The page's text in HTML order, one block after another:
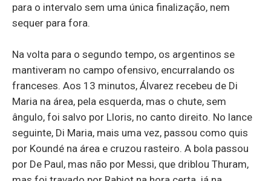
para o intervalo sem uma única finalização, nem
sequer para fora.
Na volta para o segundo tempo, os argentinos se
mantiveram no campo ofensivo, encurralando os
franceses. Aos 13 minutos, Álvarez recebeu de Di
Maria na área, pela esquerda, mas o chute, sem
ângulo, foi salvo por Lloris, no canto direito. No lance
seguinte, Di Maria, mais uma vez, passou como quis
por Koundé na área e cruzou rasteiro. A bola passou
por De Paul, mas não por Messi, que driblou Thuram,